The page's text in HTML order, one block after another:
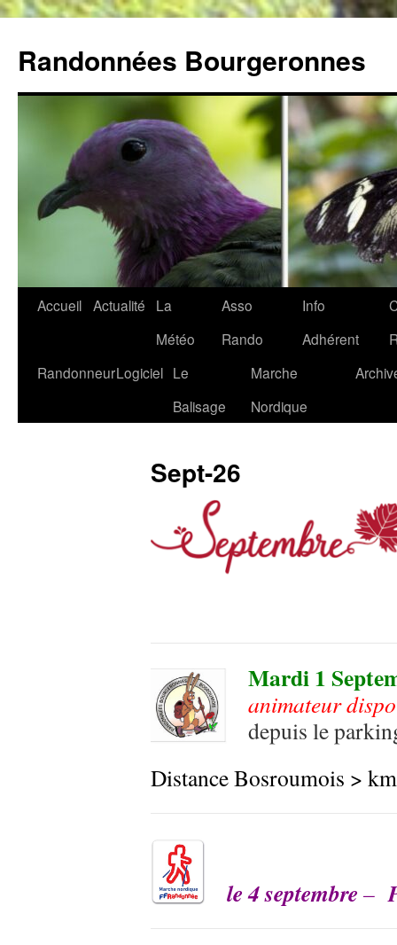
contenu
Randonnées Bourgeronnes
Accueil Actualité
La
Météo
Asso
Rando
Info
Adhérent
RandonneurLogiciel Le
Balisage
Marche
Nordique
Sept-26
Mardi 1
animateur
depuis le
Distance Bosroumois >
le 4 septembre –